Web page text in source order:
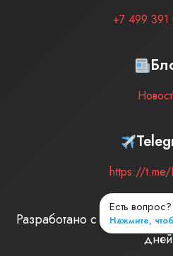
+7 499
https://t.me/
Разработано с любовью
дней
Есть
Нажмите,